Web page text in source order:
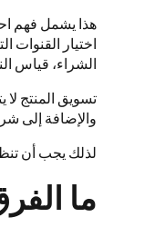
هذا يشمل فهم
اختيار القنوات
الشراء، قياس
تسويق المنتج
والإضافة إلى
لذلك يجب أن
ما